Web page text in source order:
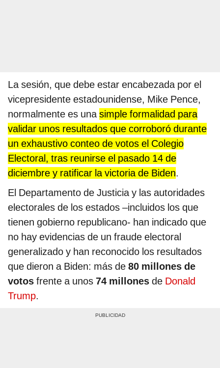
La sesión, que debe estar encabezada por el
vicepresidente estadounidense, Mike Pence,
normalmente es unasimple formalidad para
validar unos resultados que corroboró durante
un exhaustivo conteo de votos el Colegio
Electoral, tras reunirse el pasado 14 de
diciembre y ratificar la victoria de Biden.
El Departamento de Justicia y las autoridades
electorales de los estados –incluidos los que
tienen gobierno republicano- han indicado que
no hay evidencias de un fraude electoral
generalizado y han reconocido los resultados
que dieron a Biden: más de 80 millones de
votos frente a unos 74 millones de Donald
Trump.